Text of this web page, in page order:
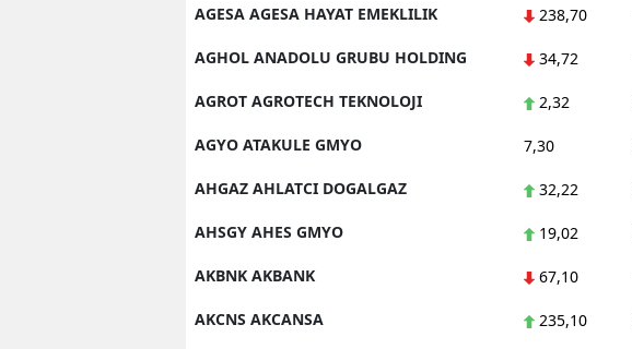
AGESA AGESA HAYAT EMEKLILIK 238,70
AGHOL ANADOLU GRUBU HOLDING 34,72
AGROT AGROTECH TEKNOLOJI 2,32
AGYO ATAKULE GMYO 7,30
AHGAZ AHLATCI DOGALGAZ 32,22
AHSGY AHES GMYO 19,02
AKBNK AKBANK 67,10
AKCNS AKCANSA 235,10